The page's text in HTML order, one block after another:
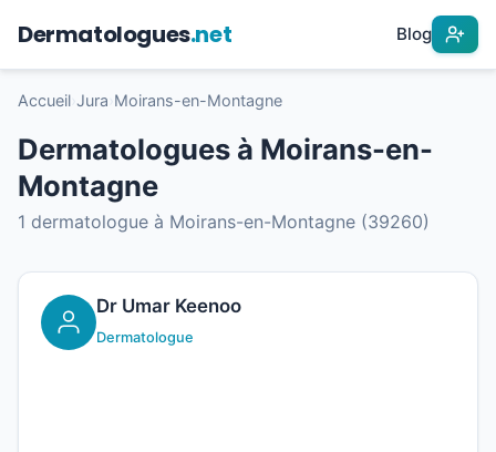
Dermatologues.net Blog
Accueil Jura Moirans-en-Montagne
Dermatologues à Moirans-en-
Montagne
1 dermatologue à Moirans-en-Montagne (39260)
Dr Umar Keenoo
Dermatologue